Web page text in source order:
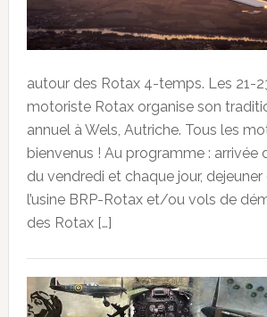
autour des Rotax 4-temps. Les 21-
motoriste Rotax organise son
annuel à Wels, Autriche. Tous les
bienvenus ! Au programme : arrivée
du vendredi et chaque jour,
l’usine BRP-Rotax et/ou vols de
des Rotax […]